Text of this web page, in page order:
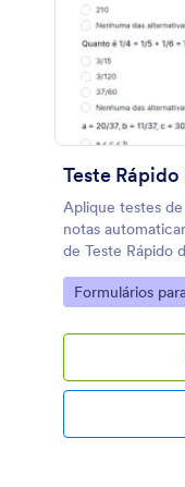
como: integrar
plataformas,
formulários a
online,
no seu site,
um documento
pelo paciente,
Teste
Aplique testes
notas
de Teste Rápido
remoto. Os
dispositivo.
Go to Category:
Formulários